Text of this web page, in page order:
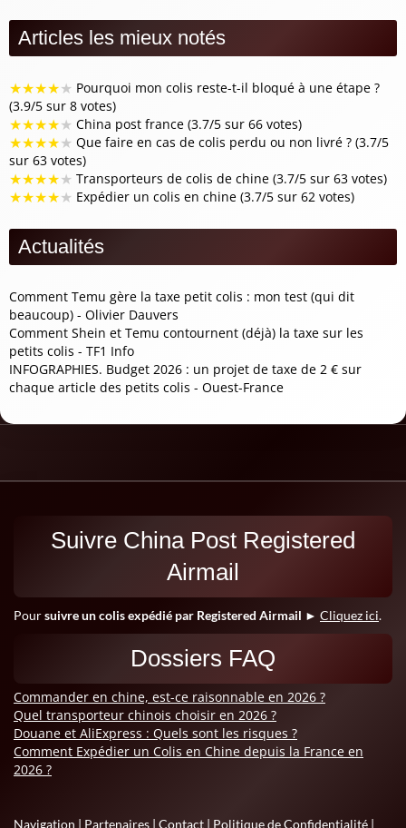
Articles les mieux notés
★★★★★ Pourquoi mon colis reste-t-il bloqué à une étape ?
(3.9/5 sur 8 votes)
★★★★★ China post france (3.7/5 sur 66 votes)
★★★★★ Que faire en cas de colis perdu ou non livré ? (3.7/5
sur 63 votes)
★★★★★ Transporteurs de colis de chine (3.7/5 sur 63 votes)
★★★★★ Expédier un colis en chine (3.7/5 sur 62 votes)
Actualités
Comment Temu gère la taxe petit colis : mon test (qui dit
beaucoup) - Olivier Dauvers
Comment Shein et Temu contournent (déjà) la taxe sur les
petits colis - TF1 Info
INFOGRAPHIES. Budget 2026 : un projet de taxe de 2 € sur
chaque article des petits colis - Ouest-France
Suivre China Post Registered
Airmail
Poursuivre un colis expédié par Registered Airmail ► Cliquez ici.
Dossiers FAQ
Commander en chine, est-ce raisonnable en 2026 ?
Quel transporteur chinois choisir en 2026 ?
Douane et AliExpress : Quels sont les risques ?
Comment Expédier un Colis en Chine depuis la France en
2026 ?
Navigation | Partenaires | Contact | Politique de Confidentialité |